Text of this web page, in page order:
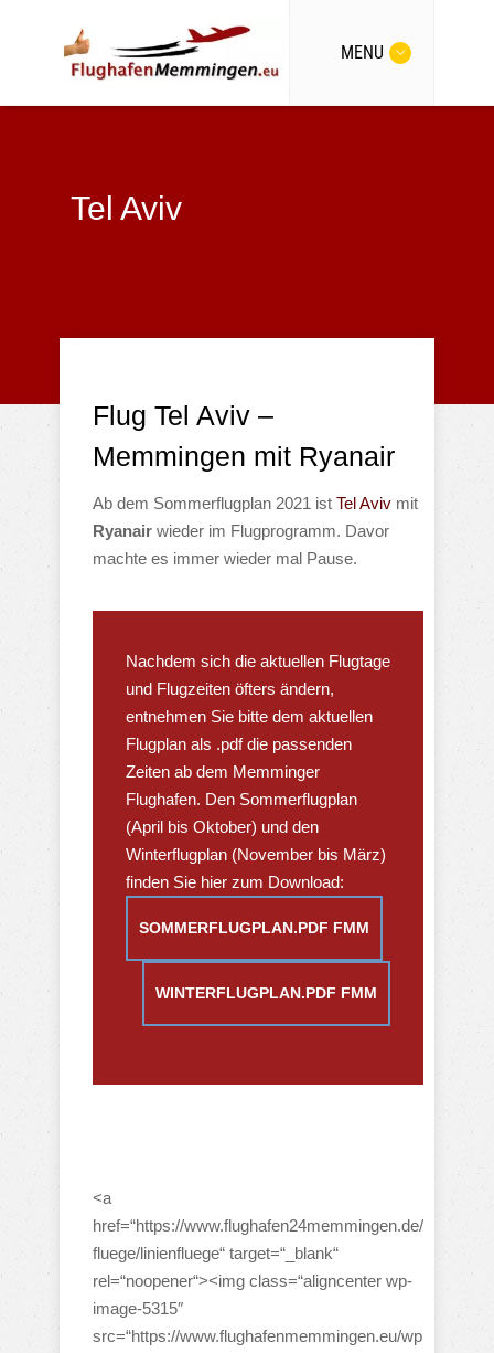
MENU
Tel Aviv
Flug Tel Aviv –
Memmingen mit Ryanair
Ab dem Sommerflugplan 2021 ist Tel Aviv mit
Ryanair wieder im Flugprogramm. Davor
machte es immer wieder mal Pause.
Nachdem sich die aktuellen Flugtage
und Flugzeiten öfters ändern,
entnehmen Sie bitte dem aktuellen
Flugplan als .pdf die passenden
Zeiten ab dem Memminger
Flughafen. Den Sommerflugplan
(April bis Oktober) und den
Winterflugplan (November bis März)
finden Sie hier zum Download:
SOMMERFLUGPLAN.PDF FMM
WINTERFLUGPLAN.PDF FMM
<a
href=“https://www.flughafen24memmingen.de/
fluege/linienfluege“ target=“_blank“
rel=“noopener“><img class=“aligncenter wp-
image-5315″
src=“https://www.flughafenmemmingen.eu/wp